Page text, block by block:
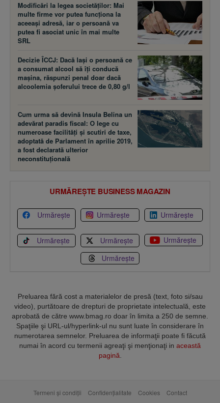
Modificări la legea societăţilor: Mai
multe firme vor putea funcţiona la
aceeaşi adresă, iar o persoană va
putea fi asociat unic în mai multe
SRL
Decizie ÎCCJ: Dacă laşi o persoană ce
a consumat alcool să îţi conducă
maşina, răspunzi penal doar dacă
alcoolemia şoferului trece de 0,80 g/l
Cum urma să devină Insula Belina un
adevărat paradis fiscal: O lege cu
numeroase facilităţi şi scutiri de taxe,
adoptată de Parlament în aprilie 2019,
a fost declarată ulterior
neconstituţională
URMĂREȘTE BUSINESS MAGAZIN
Urmărește Urmărește Urmărește
Urmărește Urmărește
Urmărește
Urmărește
Preluarea fără cost a materialelor de presă (text, foto si/sau
video), purtătoare de drepturi de proprietate intelectuală, este
aprobată de către www.bmag.ro doar în limita a 250 de semne.
Spaţiile şi URL-ul/hyperlink-ul nu sunt luate în considerare în
numerotarea semnelor. Preluarea de informaţii poate fi făcută
numai în acord cu termenii agreaţi şi menţionaţi in această
pagină.
Termeni și condiții Confidențialitate Cookies Contact